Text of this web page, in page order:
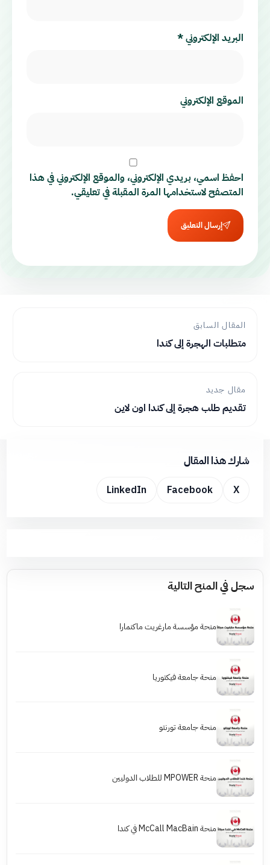
البريد الإلكتروني*
الموقع الإلكتروني
احفظ اسمي، بريدي الإلكتروني، والموقع الإلكتروني في هذا
المتصفح لاستخدامها المرة المقبلة في تعليقي.
إرسال التعليق
المقال السابق
متطلبات الهجرة إلى كندا
مقال جديد
تقديم طلب هجرة إلى كندا اون لاين
شارك هذا المقال
X
Facebook
LinkedIn
سجل في المنح التالية
منحة مؤسسة مارغريت ماكنمارا
منحة جامعة فيكتوريا
منحة جامعة تورنتو
منحة MPOWER للطلاب الدوليين
منحة McCall MacBain في كندا